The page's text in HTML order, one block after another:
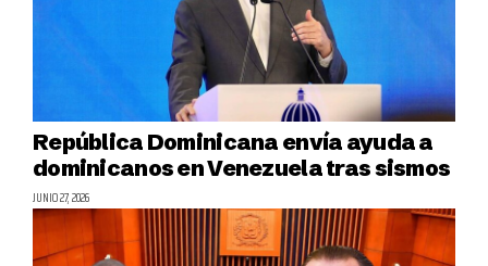
República Dominicana envía ayuda a
dominicanos en Venezuela tras sismos
JUNIO 27, 2026